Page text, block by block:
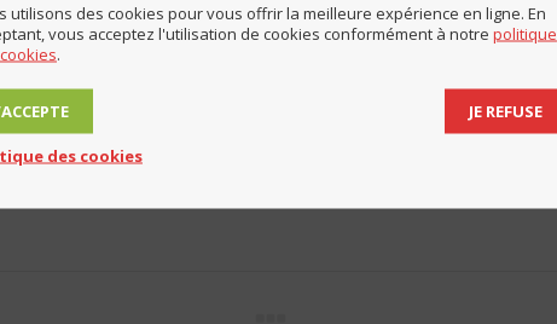
Catégorie Animations ,Associations ParMairie de Lucinges 27 juin 2025
utilisons des cookies pour vous offrir la meilleure expérience en ligne. En
vous acceptez l'utilisation de cookies conformément à notre politique
.
JE REFUSE
des cookies